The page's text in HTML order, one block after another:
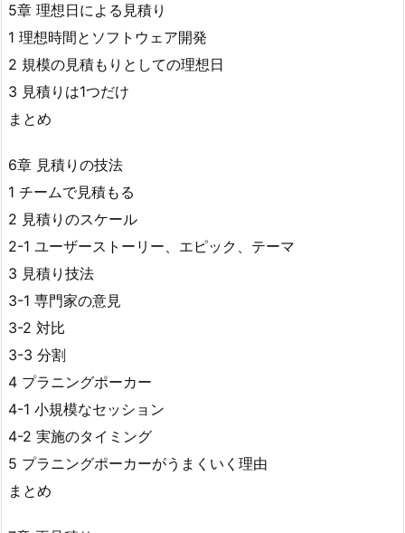
5章 理想日による見積り
1 理想時間とソフトウェア開発
2 規模の見積もりとしての理想日
3 見積りは1つだけ
まとめ
6章 見積りの技法
1 チームで見積もる
2 見積りのスケール
2-1 ユーザーストーリー、エピック、テーマ
3 見積り技法
3-1 専門家の意見
3-2 対比
3-3 分割
4 プラニングポーカー
4-1 小規模なセッション
4-2 実施のタイミング
5 プラニングポーカーがうまくいく理由
まとめ